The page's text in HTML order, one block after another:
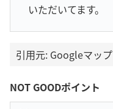
いただいてます。
引用元: Googleマップ
NOT GOODポイント